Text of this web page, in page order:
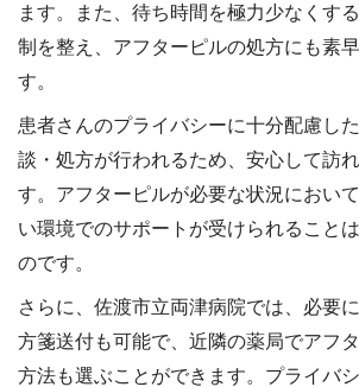
ます。また、待ち時間を極力少なくす
制を整え、アフターピルの処方にも素
す。
患者さんのプライバシーに十分配慮し
談・処方が行われるため、安心して訪
す。アフターピルが必要な状況におい
い環境でのサポートが受けられること
のです。
さらに、佐渡市立両津病院では、必要
方箋送付も可能で、近隣の薬局でアフ
方法も選ぶことができます。プライバ